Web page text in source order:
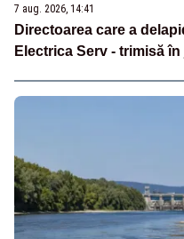
7 aug. 2026, 14:41
Directoarea care a
Electrica Serv - trimisă